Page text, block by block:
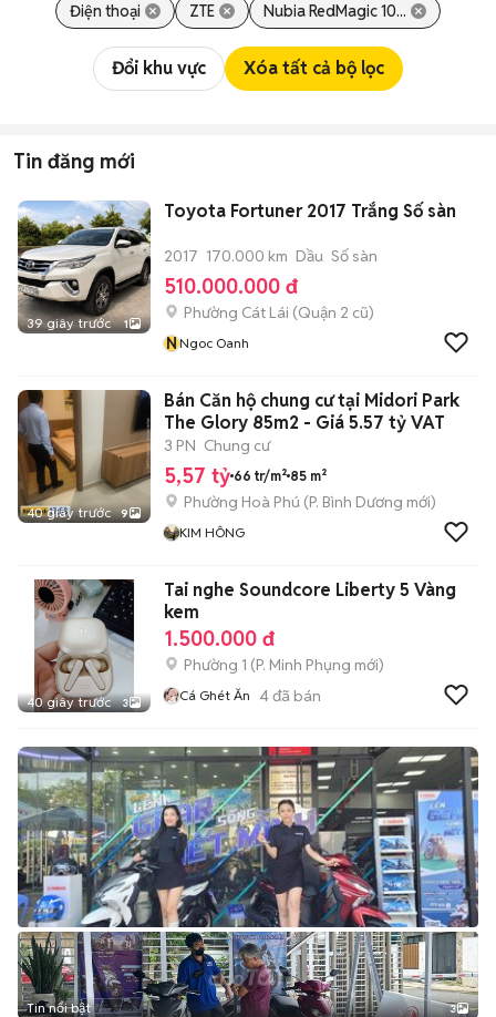
Điện thoại ZTE Nubia RedMagic 10...
Đổi khu vực Xóa tất cả bộ lọc
Tin đăng mới
39 giây trước 1
Toyota Fortuner 2017 Trắng Số sàn
2017 170.000 km Dầu Số sàn
510.000.000 đ
Phường Cát Lái (Quận 2 cũ)
NNgoc Oanh
40 giây trước 9
Bán Căn hộ chung cư tại Midori Park
The Glory 85m2 - Giá 5.57 tỷ VAT
3 PN Chung cư
5,57 tỷ 66 tr/m² 85 m²
Phường Hoà Phú (P. Bình Dương mới)
KIM HÔNG
40 giây trước 3
Tai nghe Soundcore Liberty 5 Vàng
kem
1.500.000 đ
Phường 1 (P. Minh Phụng mới)
Cá Ghét Ăn 4đã bán
Tin nổi bật 3